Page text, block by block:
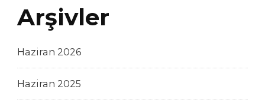
Arşivler
Haziran 2026
Haziran 2025